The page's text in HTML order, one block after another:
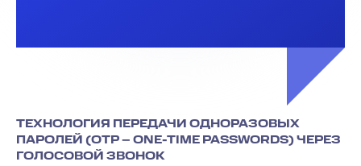
ТЕХНОЛОГИЯ ПЕРЕДАЧИ ОДНОРАЗОВЫХ
ПАРОЛЕЙ (OTP – ONE-TIME PASSWORDS) ЧЕРЕЗ
ГОЛОСОВОЙ ЗВОНОК